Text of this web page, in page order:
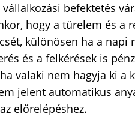
befektetés
hogy a türelem és a
különösen ha a
és a felkérések is
valaki nem hagyja ki a
jelent automatikus
előrelépéshez.